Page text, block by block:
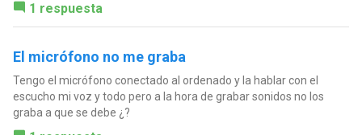
1 respuesta
El micrófono no me graba
Tengo el micrófono conectado al ordenado y la hablar con el
escucho mi voz y todo pero a la hora de grabar sonidos no los
graba a que se debe ¿?